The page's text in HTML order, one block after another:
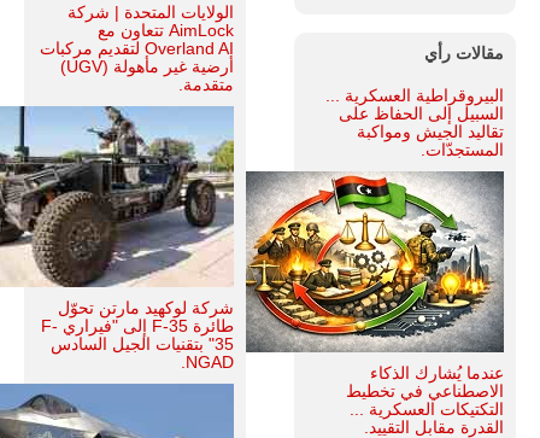
مقالات رأي
البيروقراطية العسكرية ...
السبيل إلى الحفاظ على
تقاليد الجيش ومواكبة
المستجدّات.
عندما يُشارك الذكاء
الاصطناعي في تخطيط
التكتيكات العسكرية ...
القدرة مقابل التقييد.
الولايات المتحدة | شركة
AimLock تتعاون مع
Overland AI لتقديم مركبات
أرضية غير مأهولة (UGV)
متقدمة.
شركة لوكهيد مارتن تحوّل
طائرة F-35 إلى "فيراري F-
35" بتقنيات الجيل السادس
NGAD.